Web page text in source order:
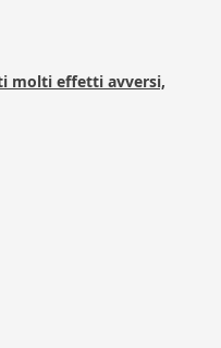
molti effetti avversi,